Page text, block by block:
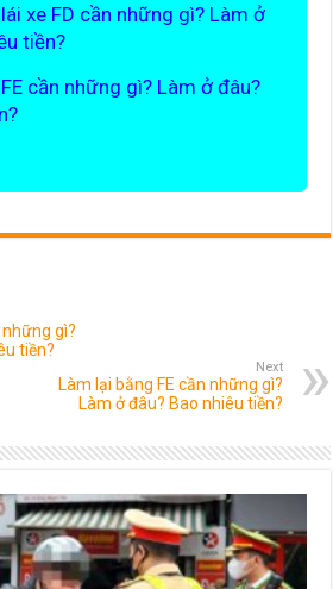
xe FD cần những gì? Làm ở
tiền?
cần những gì? Làm ở đâu?
những gì?
tiền?
Next
Làm lại bằng FE cần những gì?
Làm ở đâu? Bao nhiêu tiền?